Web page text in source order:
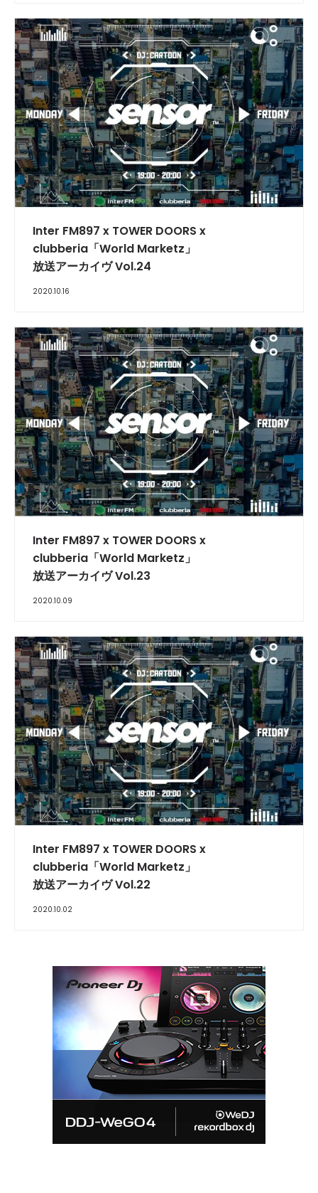
INTERVIEW
Inter FM897 x TOWER DOORS x
clubberia「World Marketz」
放送アーカイヴ Vol.24
2020.10.16
INTERVIEW
Inter FM897 x TOWER DOORS x
clubberia「World Marketz」
放送アーカイヴ Vol.23
2020.10.09
INTERVIEW
Inter FM897 x TOWER DOORS x
clubberia「World Marketz」
放送アーカイヴ Vol.22
2020.10.02